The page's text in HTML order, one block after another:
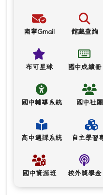
南寧Gmail 館藏查詢
布可星球 國中成績冊
國中輔導系統 國中社團
高中選課系統 自主學習
國中資源班 校外獎學金